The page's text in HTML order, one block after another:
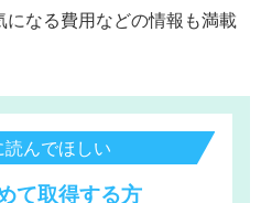
なる費用などの情報も満載
読んでほしい
て取得する方